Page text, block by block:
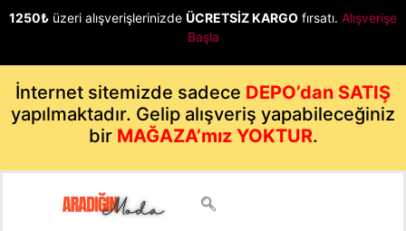
1250₺ üzeri alışverişlerinizde ÜCRETSİZ KARGO fırsatı. Alışverişe
Başla
İnternet sitemizde sadece DEPO’dan SATIŞ
yapılmaktadır. Gelip alışveriş yapabileceğiniz
bir MAĞAZA’mız YOKTUR.